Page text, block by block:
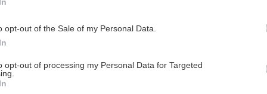
opt-out of the Sale of my Personal Data.
opt-out of processing my Personal Data for Targeted
13:27
13:23
παίρνουμε πινακίδες ΙΧ με λίγα κλικ!
11:34
ΚΡΗΤΗ